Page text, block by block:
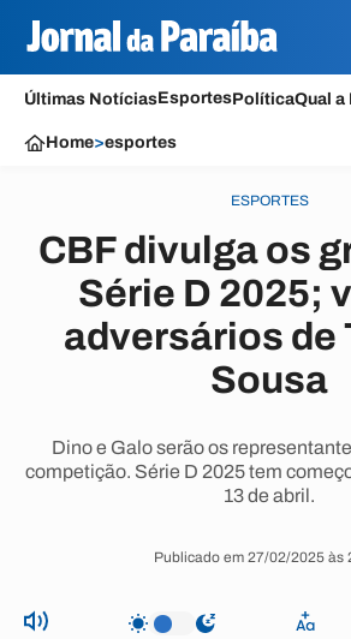
Últimas NotíciasEsportesPolíticaQual a
Home>esportes
ESPORTES
CBF divulga os
Série D 2025;
adversários de
Sousa
Dino e Galo serão os
competição. Série D 2025 tem
13 de abril.
Publicado em 27/02/2025 às